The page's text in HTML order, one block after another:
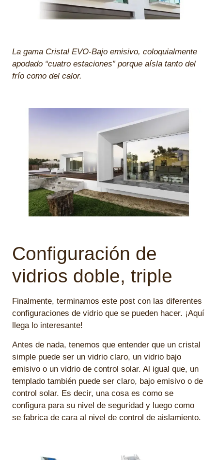
La gama Cristal EVO-Bajo emisivo, coloquialmente
apodado “cuatro estaciones” porque aísla tanto del
frío como del calor.
Configuración de
vidrios doble, triple
Finalmente, terminamos este post con las diferentes
configuraciones de vidrio que se pueden hacer. ¡Aquí
llega lo interesante!
Antes de nada, tenemos que entender que un cristal
simple puede ser un vidrio claro, un vidrio bajo
emisivo o un vidrio de control solar. Al igual que, un
templado también puede ser claro, bajo emisivo o de
control solar. Es decir, una cosa es como se
configura para su nivel de seguridad y luego como
se fabrica de cara al nivel de control de aislamiento.